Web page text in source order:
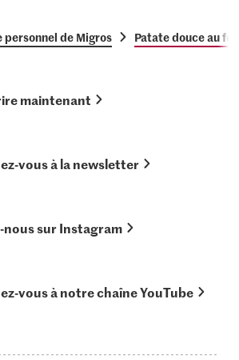
de Migros Patate douce au
maintenant
vous à la newsletter
nous sur Instagram
vous à notre chaîne YouTube